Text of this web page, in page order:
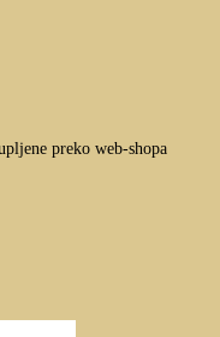
preko web-shopa